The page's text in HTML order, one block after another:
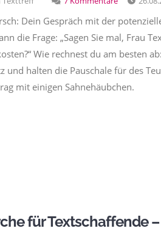
Dein Gespräch mit der
die Frage: „Sagen Sie mal, Frau
Wie rechnest du am besten
und halten die Pauschale für des
mit einigen Sahnehäubchen.
für Textschaffende